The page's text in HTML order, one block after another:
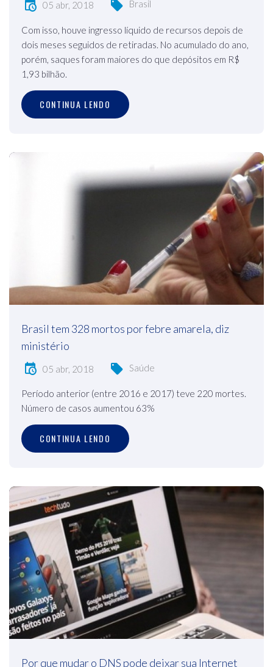
05 abr, 2018 Brasil
Com isso, houve ingresso líquido de recursos depois de
dois meses seguidos de retiradas. No acumulado do ano,
porém, saques foram maiores do que depósitos em R$
1,93 bilhão.
CONTINUA LENDO
Brasil tem 328 mortos por febre amarela, diz
ministério
05 abr, 2018 Saúde
Período anterior (entre 2016 e 2017) teve 220 mortes.
Número de casos aumentou 63%
CONTINUA LENDO
Por que mudar o DNS pode deixar sua Internet